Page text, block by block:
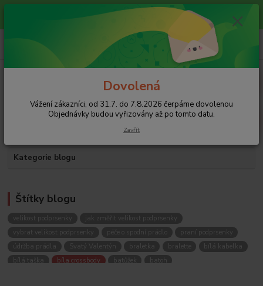
Vážení zákazníci, od 31.7. do 7.8.2026 čerpáme dovolenou
Objednávky budou vyřizovány až po tomto datu.
+420 608 754 282
pište email, pokud nezvedám tel.
Kategorie blogu
Štítky blogu
velikost podprsenky
jak změřit velikost podprsenky
vybrat velikost podprsenky
péče o spodní prádlo
praní podprsenky
údržba prádla
Svatý Valentýn braletka bralette
bílá kabelka
bílá taška
bíla crossbody batůžek batoh
Dovolená
Vážení zákazníci, od 31.7. do 7.8.2026 čerpáme dovolenou
Objednávky budou vyřizovány až po tomto datu.
Zavřít